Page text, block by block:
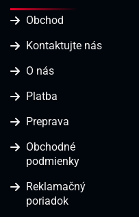
Obchod
Kontaktujte nás
O nás
Platba
Preprava
Obchodné
podmienky
Reklamačný
poriadok